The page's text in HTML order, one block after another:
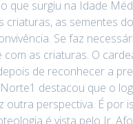
que surgiu na Idade
as sementes
Se faz
as criaturas. O
de reconhecer a
destacou que o
perspectiva. É
é vista pelo Ir.